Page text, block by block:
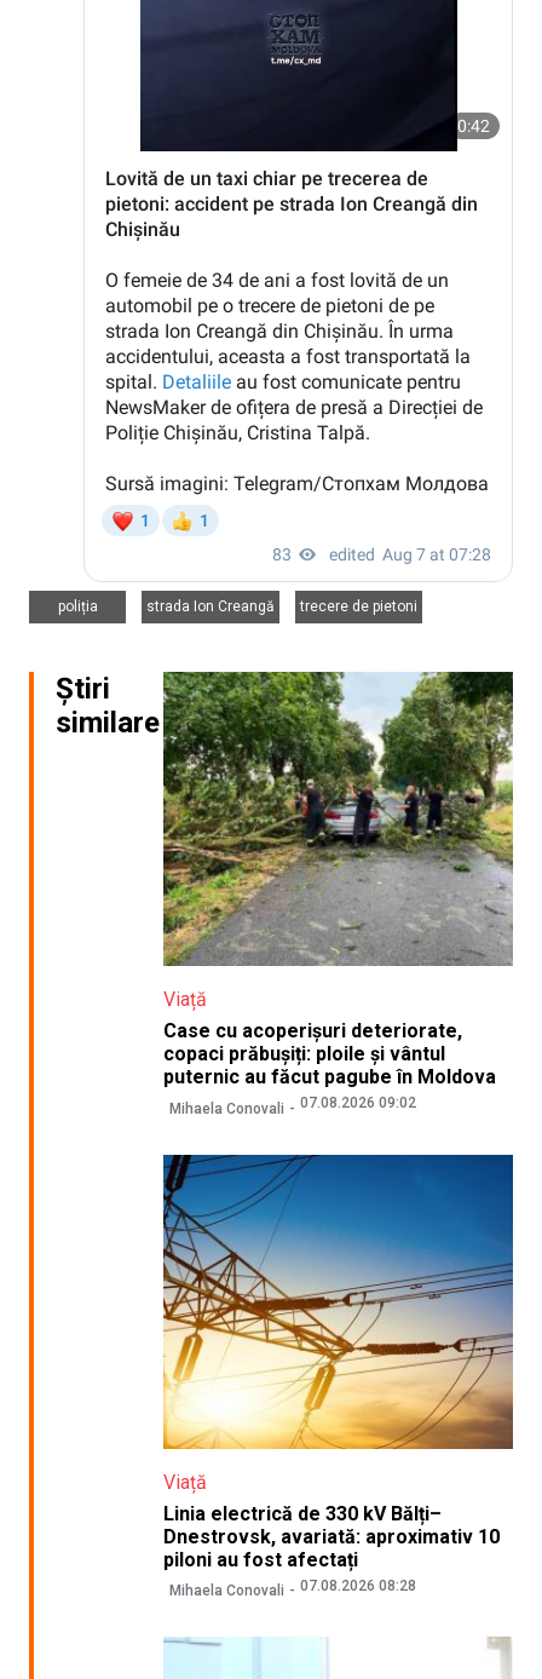
poliția
strada Ion Creangă
trecere de pietoni
Știri
similare
Viață
Case cu acoperișuri deteriorate,
copaci prăbușiți: ploile și vântul
puternic au făcut pagube în Moldova
Mihaela Conovali 07.08.2026 09:02
Viață
Linia electrică de 330 kV Bălți–
Dnestrovsk, avariată: aproximativ 10
piloni au fost afectați
Mihaela Conovali 07.08.2026 08:28